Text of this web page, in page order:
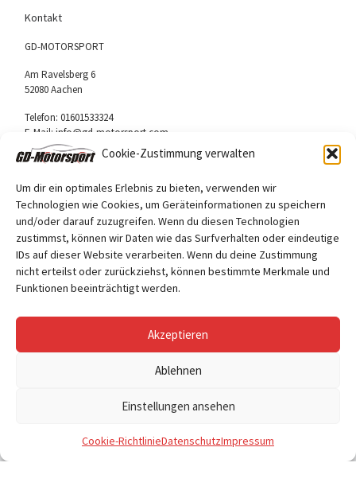
Cookie-Zustimmung verwalten
Um dir ein optimales Erlebnis zu bieten, verwenden wir
Technologien wie Cookies, um Geräteinformationen zu speichern
und/oder darauf zuzugreifen. Wenn du diesen Technologien
zustimmst, können wir Daten wie das Surfverhalten oder eindeutige
IDs auf dieser Website verarbeiten. Wenn du deine Zustimmung
nicht erteilst oder zurückziehst, können bestimmte Merkmale und
Funktionen beeinträchtigt werden.
Akzeptieren
Ablehnen
Einstellungen ansehen
Cookie-RichtlinieDatenschutzImpressum
Kontakt
GD-MOTORSPORT
Am Ravelsberg 6
52080 Aachen
Telefon: 01601533324
E-Mail: info@gd-motorsport.com
Folge uns
Facebook